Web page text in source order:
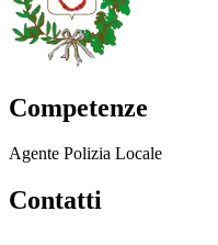
Competenze
Agente Polizia Locale
Contatti